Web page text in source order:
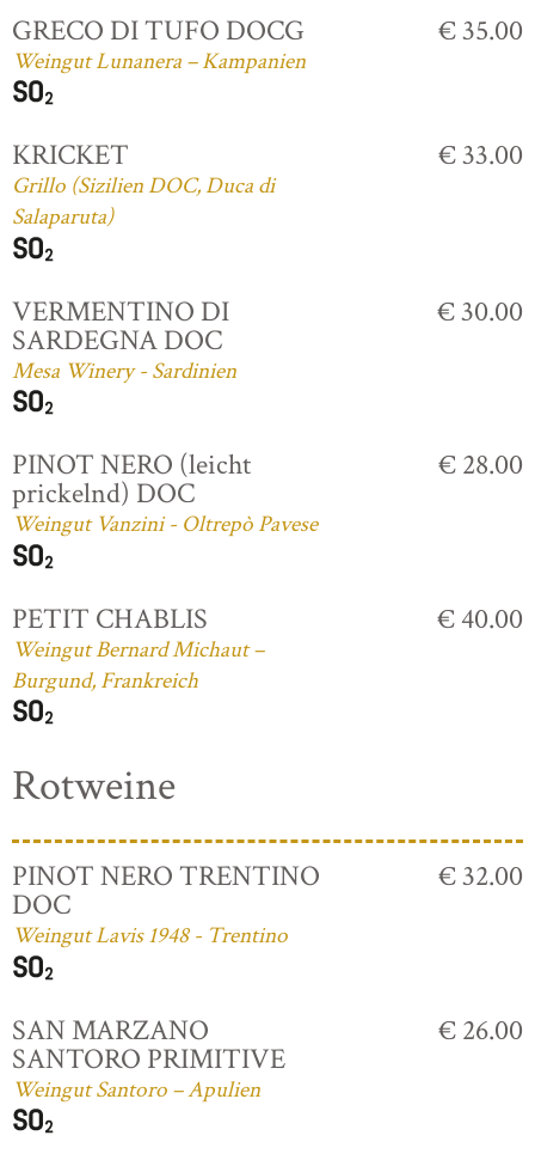
GRECO DI TUFO DOCG
Weingut Lunanera – Kampanien
€ 35.00
KRICKET
Grillo (Sizilien DOC, Duca di
Salaparuta)
€ 33.00
VERMENTINO DI
SARDEGNA DOC
Mesa Winery - Sardinien
€ 30.00
PINOT NERO (leicht
prickelnd) DOC
Weingut Vanzini - Oltrepò Pavese
€ 28.00
PETIT CHABLIS
Weingut Bernard Michaut –
Burgund, Frankreich
€ 40.00
Rotweine
PINOT NERO TRENTINO
DOC
Weingut Lavis 1948 - Trentino
€ 32.00
SAN MARZANO
SANTORO PRIMITIVE
Weingut Santoro – Apulien
€ 26.00